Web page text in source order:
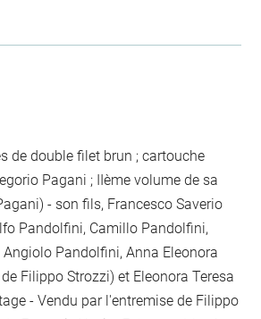
de double filet brun ; cartouche
Pagani ; IIème volume de sa
- son fils, Francesco Saverio
Pandolfini, Camillo Pandolfini,
Pandolfini, Anna Eleonora
Filippo Strozzi) et Eleonora Teresa
- Vendu par l'entremise de Filippo